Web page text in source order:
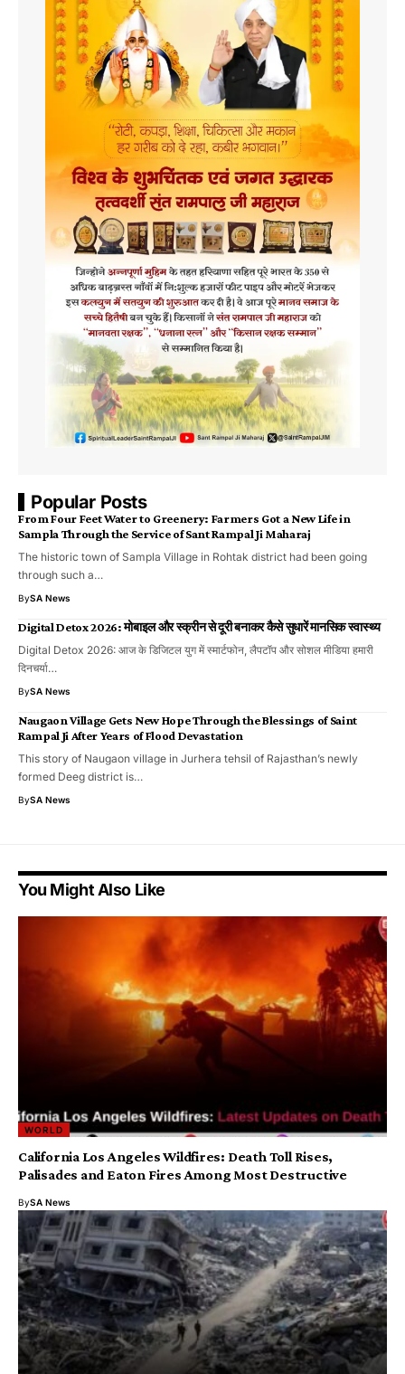
Popular Posts
From Four Feet Water to Greenery: Farmers Got a New Life in
Sampla Through the Service of Sant Rampal Ji Maharaj
The historic town of Sampla Village in Rohtak district had been going
through such a…
BySA News
Digital Detox 2026: मोबाइल और स्क्रीन से दूरी बनाकर कैसे सुधारें मानसिक स्वास्थ्य
Digital Detox 2026: आज के डिजिटल युग में स्मार्टफोन, लैपटॉप और सोशल मीडिया हमारी
दिनचर्या…
BySA News
Naugaon Village Gets New Hope Through the Blessings of Saint
Rampal Ji After Years of Flood Devastation
This story of Naugaon village in Jurhera tehsil of Rajasthan’s newly
formed Deeg district is…
BySA News
You Might Also Like
WORLD
California Los Angeles Wildfires: Death Toll Rises,
Palisades and Eaton Fires Among Most Destructive
BySA News